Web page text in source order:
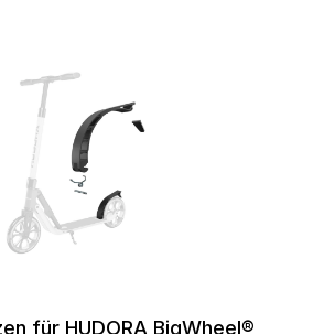
für HUDORA BigWheel®